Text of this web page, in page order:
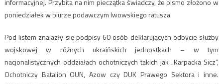
informacyjnej. Przybita na nim pieczątka świadczy, że pismo złożono w
poniedziałek w biurze podawczym lwowskiego ratusza.
Pod listem znalazły się podpisy 60 osób deklarujących odbycie służby
wojskowej w różnych ukraińskich jednostkach – w tym
nacjonalistycznych oddziałach ochotniczych takich jak „Karpacka Sicz”,
Ochotniczy Batalion OUN, Azow czy DUK Prawego Sektora i inne.